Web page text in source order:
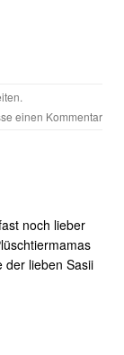
.
einen Kommentar
noch lieber
der lieben Sasii